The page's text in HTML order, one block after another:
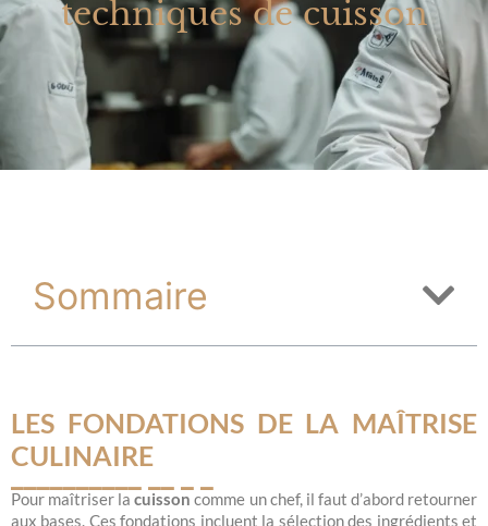
techniques de cuisson
Sommaire
LES FONDATIONS DE LA MAÎTRISE
CULINAIRE
Pour maîtriser lacuisson comme un chef, il faut d’abord retourner
aux bases. Ces fondations incluent la sélection des ingrédients et